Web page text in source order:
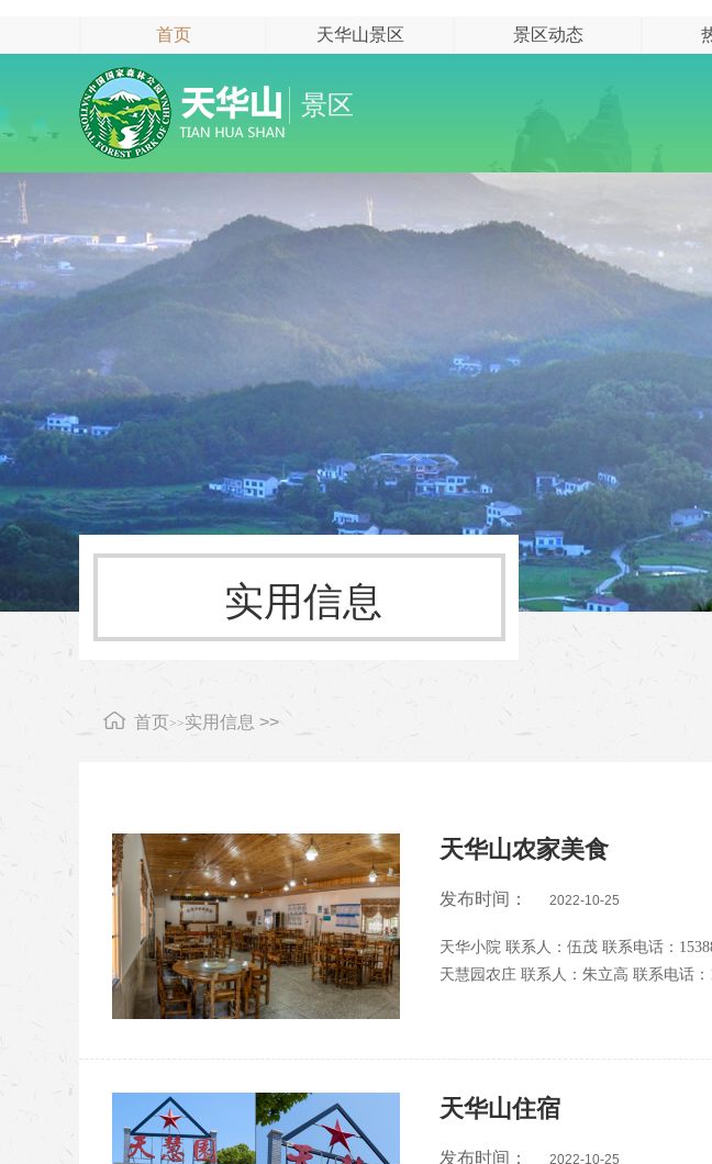
首页 天华山景区 景区动态
景区
实用信息
首页>>实用信息 >>
天华山农家美食
发布时间： 2022-10-25
天华小院 联系人：伍茂 联系电
天慧园农庄 联系人：朱
天华山住宿
发布时间： 2022-10-25